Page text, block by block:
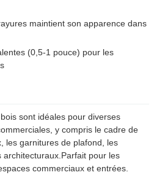
maintient son apparence dans
(0,5-1 pouce) pour les
sont idéales pour diverses
y compris le cadre de
les garnitures de plafond, les
pour les
commerciaux et entrées.